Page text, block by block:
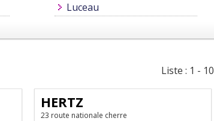
Luceau
Liste : 1 - 10
HERTZ
23 route nationale cherre